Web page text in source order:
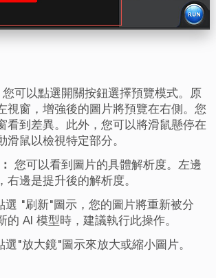
您可以點選開關按鈕選擇預覽模式。原
視窗，增強後的圖片將預覽在右側。您
看到差異。此外，您可以將滑鼠懸停在
滑鼠以檢視特定部分。
您可以看到圖片的具體解析度。左邊
右邊是提升後的解析度。
"刷新"圖示，您的圖片將重新被分
的 AI 模型時，建議執行此操作。
"放大鏡"圖示來放大或縮小圖片。